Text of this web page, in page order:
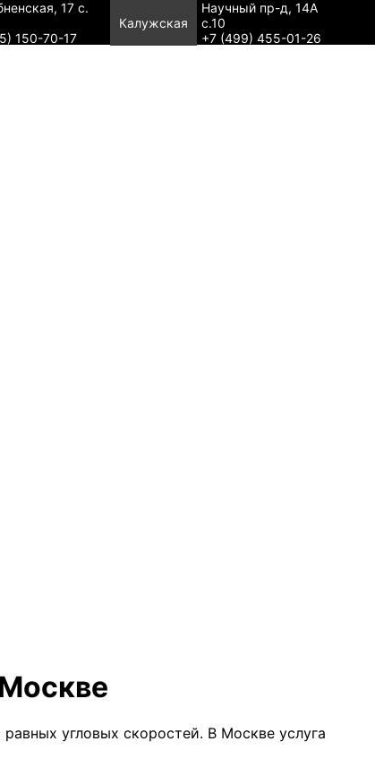
17 с.
150-70-17
Калужская
Научный пр-д, 14А
с.10
+7 (499) 455-01-26
угловых скоростей. В Москве услуга